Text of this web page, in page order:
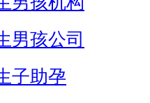
男孩公司
子助孕